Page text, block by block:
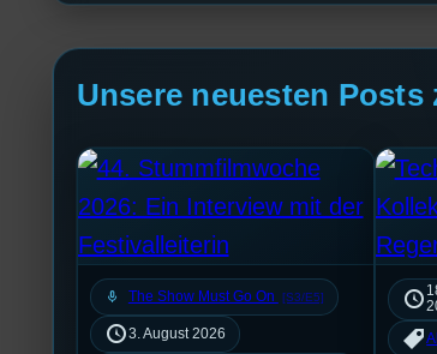
Unsere neuesten
mic The Show Must Go On [S3/E5]
3. August 2026